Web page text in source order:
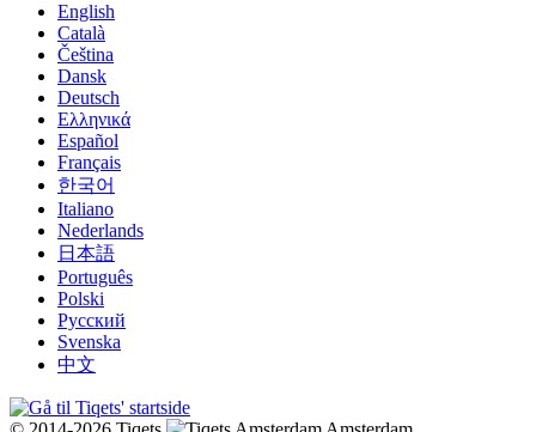
English
Català
Čeština
Dansk
Deutsch
Ελληνικά
Español
Français
한국어
Italiano
Nederlands
日本語
Português
Polski
Русский
Svenska
中文